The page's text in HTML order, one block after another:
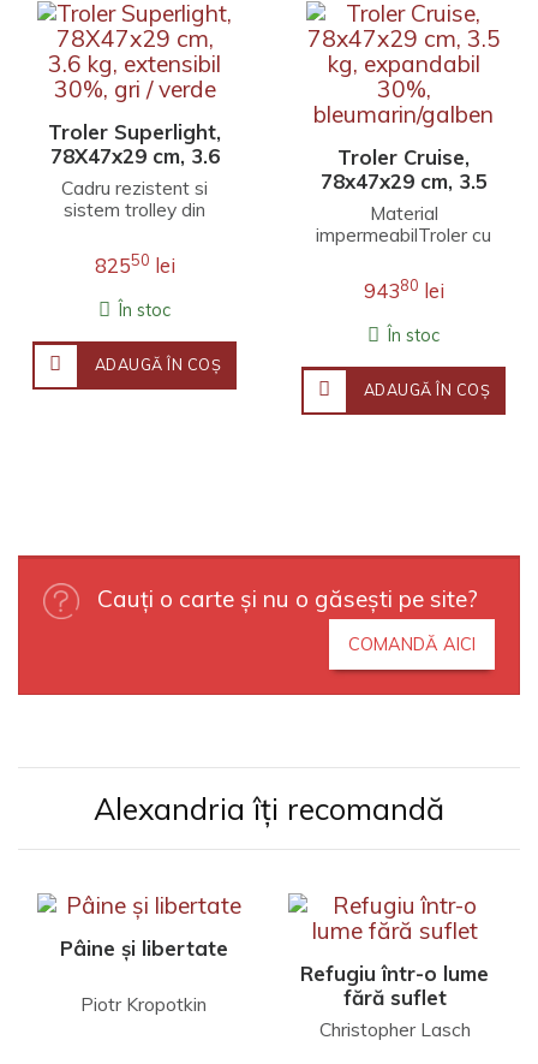
Troler Superlight,
78X47x29 cm, 3.6
kg, extensibil 30%,
gri / verde
Cadru rezistent si
sistem trolley din
din material
impermeabil.4 roti
rezisten..
82550 lei
În stoc
ADAUGĂ ÎN COŞ
Troler Cruise,
78x47x29 cm, 3.5
kg, expandabil
30%,
bleumarin/galben
Material
impermeabilTroler cu
buzunar frontal cu
fermoar Placuta
identifi..
94380 lei
În stoc
ADAUGĂ ÎN COŞ
Cauți o carte și nu o găsești pe site?
COMANDĂ AICI
Alexandria îți recomandă
Pâine și libertate
Piotr Kropotkin
Refugiu într-o lume
fără suflet
Christopher Lasch